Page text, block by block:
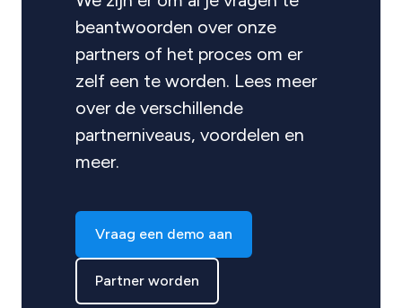
beantwoorden over onze
partners of het proces om er
zelf een te worden. Lees meer
over de verschillende
partnerniveaus, voordelen en
meer.
Vraag een demo aan
Partner worden